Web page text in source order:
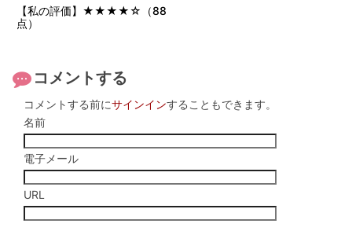
【私の評価】★★★★☆（88
点）
コメントする
コメントする前にサインインすることもできます。
名前
電子メール
URL